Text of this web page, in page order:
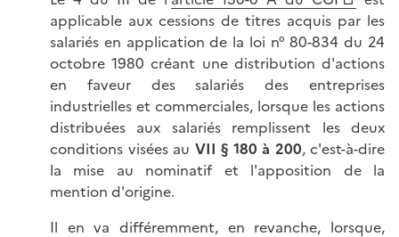
applicable aux cessions de titres acquis par les
salariés en application de la loi n° 80-834 du 24
octobre 1980 créant une distribution d'actions
en faveur des salariés des entreprises
industrielles et commerciales, lorsque les actions
distribuées aux salariés remplissent les deux
conditions visées au VII § 180 à 200, c'est-à-dire
la mise au nominatif et l'apposition de la
mention d'origine.
Il en va différemment, en revanche, lorsque,